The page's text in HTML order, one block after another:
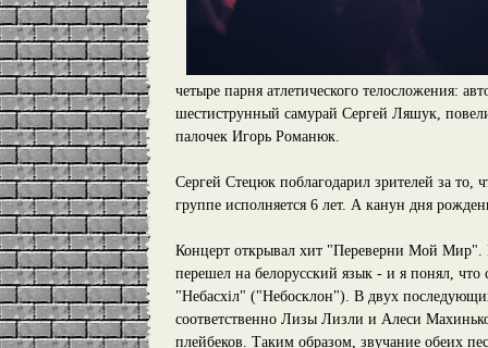
четыре парня атлетического телосложения:
шестиструнный самурай Сергей Ляшук,
палочек Игорь Романюк.
Сергей Стецюк поблагодарил зрителей за
группе исполняется 6 лет. А канун дня
Концерт открывал хит "Переверни Мой Мир".
перешел на белорусский язык - и я понял, что
"Небасхіл" ("Небосклон"). В двух
соответственно Лизы Лизли и Алеси
плейбеков. Таким образом, звучание обеих